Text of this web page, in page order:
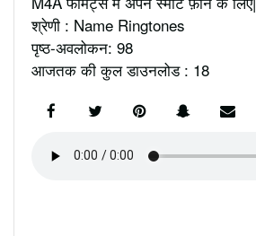
श्रेणी : Name Ringtones
पृष्ठ-अवलोकन: 98
आजतक की कुल डाउनलोड : 18